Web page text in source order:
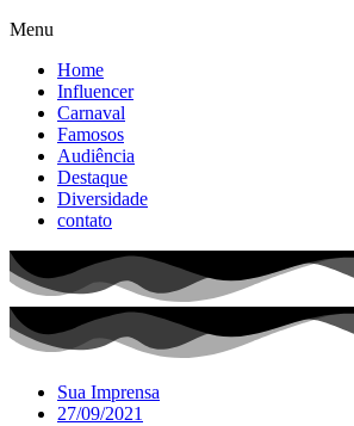
Menu
Home
Influencer
Carnaval
Famosos
Audiência
Destaque
Diversidade
contato
Sua Imprensa
27/09/2021